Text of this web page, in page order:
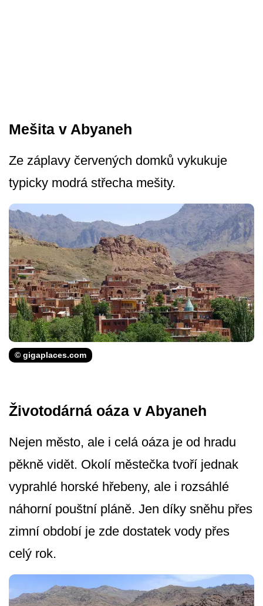
Mešita v Abyaneh
Ze záplavy červených domků vykukuje
typicky modrá střecha mešity.
© gigaplaces.com
Životodárná oáza v Abyaneh
Nejen město, ale i celá oáza je od hradu
pěkně vidět. Okolí městečka tvoří jednak
vyprahlé horské hřebeny, ale i rozsáhlé
náhorní pouštní pláně. Jen díky sněhu přes
zimní období je zde dostatek vody přes
celý rok.